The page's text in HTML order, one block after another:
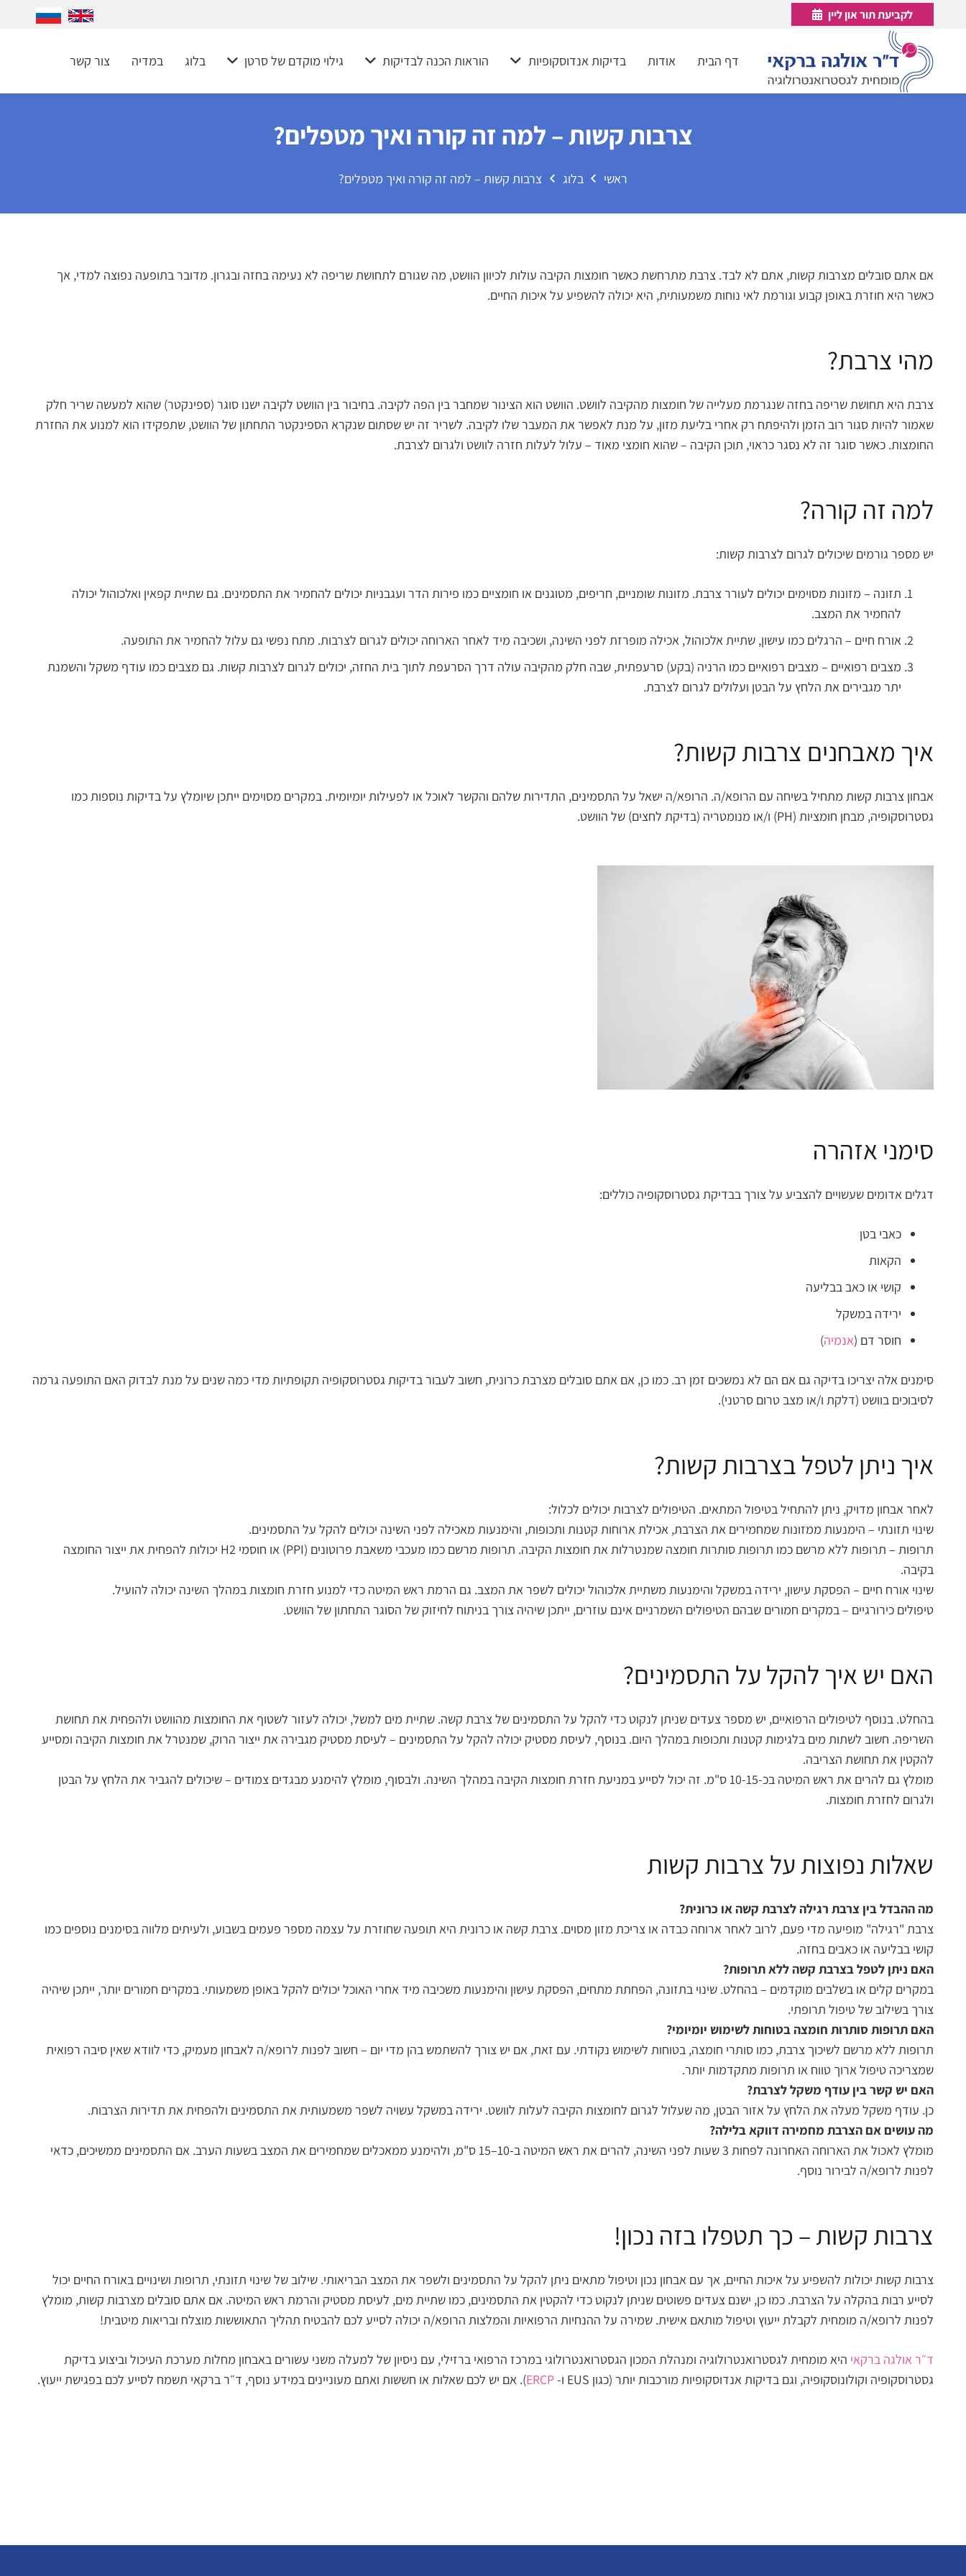
לקביעת תור און ליין
דף הבית אודות בדיקות אנדוסקופיות הוראות הכנה לבדיקות גילוי מוקדם של סרטן בלוג במדיה צור קשר
צרבות קשות – למה זה קורה ואיך מטפלים?
ראשי בלוג צרבות קשות – למה זה קורה ואיך מטפלים?
אם אתם סובלים מצרבות קשות, אתם לא לבד. צרבת מתרחשת כאשר חומצות הקיבה עולות לכיוון הוושט, מה שגורם לתחושת שריפה לא נעימה בחזה ובגרון. מדובר בתופעה נפוצה למדי, אך
כאשר היא חוזרת באופן קבוע וגורמת לאי נוחות משמעותית, היא יכולה להשפיע על איכות החיים.
מהי צרבת?
צרבת היא תחושת שריפה בחזה שנגרמת מעלייה של חומצות מהקיבה לוושט. הוושט הוא הצינור שמחבר בין הפה לקיבה. בחיבור בין הוושט לקיבה ישנו סוגר (ספינקטר) שהוא למעשה שריר חלק
שאמור להיות סגור רוב הזמן ולהיפתח רק אחרי בליעת מזון, על מנת לאפשר את המעבר שלו לקיבה. לשריר זה יש שסתום שנקרא הספינקטר התחתון של הוושט, שתפקידו הוא למנוע את החזרת
החומצות. כאשר סוגר זה לא נסגר כראוי, תוכן הקיבה – שהוא חומצי מאוד – עלול לעלות חזרה לוושט ולגרום לצרבת.
למה זה קורה?
יש מספר גורמים שיכולים לגרום לצרבות קשות:
תזונה – מזונות מסוימים יכולים לעורר צרבת. מזונות שומניים, חריפים, מטוגנים או חומציים כמו פירות הדר ועגבניות יכולים להחמיר את התסמינים. גם שתיית קפאין ואלכוהול יכולה
להחמיר את המצב.
אורח חיים – הרגלים כמו עישון, שתיית אלכוהול, אכילה מופרזת לפני השינה, ושכיבה מיד לאחר הארוחה יכולים לגרום לצרבות. מתח נפשי גם עלול להחמיר את התופעה.
מצבים רפואיים – מצבים רפואיים כמו הרניה (בקע) סרעפתית, שבה חלק מהקיבה עולה דרך הסרעפת לתוך בית החזה, יכולים לגרום לצרבות קשות. גם מצבים כמו עודף משקל והשמנת
יתר מגבירים את הלחץ על הבטן ועלולים לגרום לצרבת.
איך מאבחנים צרבות קשות?
אבחון צרבות קשות מתחיל בשיחה עם הרופא/ה. הרופא/ה ישאל על התסמינים, התדירות שלהם והקשר לאוכל או לפעילות יומיומית. במקרים מסוימים ייתכן שיומלץ על בדיקות נוספות כמו
גסטרוסקופיה, מבחן חומציות (PH) ו/או מנומטריה (בדיקת לחצים) של הוושט.
סימני אזהרה
דגלים אדומים שעשויים להצביע על צורך בבדיקת גסטרוסקופיה כוללים:
כאבי בטן
הקאות
קושי או כאב בבליעה
ירידה במשקל
חוסר דם (אנמיה)
סימנים אלה יצריכו בדיקה גם אם הם לא נמשכים זמן רב. כמו כן, אם אתם סובלים מצרבת כרונית, חשוב לעבור בדיקות גסטרוסקופיה תקופתיות מדי כמה שנים על מנת לבדוק האם התופעה גרמה
לסיבוכים בוושט (דלקת ו/או מצב טרום סרטני).
איך ניתן לטפל בצרבות קשות?
לאחר אבחון מדויק, ניתן להתחיל בטיפול המתאים. הטיפולים לצרבות יכולים לכלול:
שינוי תזונתי – הימנעות ממזונות שמחמירים את הצרבת, אכילת ארוחות קטנות ותכופות, והימנעות מאכילה לפני השינה יכולים להקל על התסמינים.
תרופות – תרופות ללא מרשם כמו תרופות סותרות חומצה שמנטרלות את חומצות הקיבה. תרופות מרשם כמו מעכבי משאבת פרוטונים (PPI) או חוסמי H2 יכולות להפחית את ייצור החומצה
בקיבה.
שינוי אורח חיים – הפסקת עישון, ירידה במשקל והימנעות משתיית אלכוהול יכולים לשפר את המצב. גם הרמת ראש המיטה כדי למנוע חזרת חומצות במהלך השינה יכולה להועיל.
טיפולים כירורגיים – במקרים חמורים שבהם הטיפולים השמרניים אינם עוזרים, ייתכן שיהיה צורך בניתוח לחיזוק של הסוגר התחתון של הוושט.
האם יש איך להקל על התסמינים?
בהחלט. בנוסף לטיפולים הרפואיים, יש מספר צעדים שניתן לנקוט כדי להקל על התסמינים של צרבת קשה. שתיית מים למשל, יכולה לעזור לשטוף את החומצות מהוושט ולהפחית את תחושת
השריפה. חשוב לשתות מים בלגימות קטנות ותכופות במהלך היום. בנוסף, לעיסת מסטיק יכולה להקל על התסמינים – לעיסת מסטיק מגבירה את ייצור הרוק, שמנטרל את חומצות הקיבה ומסייע
להקטין את תחושת הצריבה.
מומלץ גם להרים את ראש המיטה בכ-10-15 ס"מ. זה יכול לסייע במניעת חזרת חומצות הקיבה במהלך השינה. ולבסוף, מומלץ להימנע מבגדים צמודים – שיכולים להגביר את הלחץ על הבטן
ולגרום לחזרת חומצות.
שאלות נפוצות על צרבות קשות
מה ההבדל בין צרבת רגילה לצרבת קשה או כרונית?
צרבת "רגילה" מופיעה מדי פעם, לרוב לאחר ארוחה כבדה או צריכת מזון מסוים. צרבת קשה או כרונית היא תופעה שחוזרת על עצמה מספר פעמים בשבוע, ולעיתים מלווה בסימנים נוספים כמו
קושי בבליעה או כאבים בחזה.
האם ניתן לטפל בצרבת קשה ללא תרופות?
במקרים קלים או בשלבים מוקדמים – בהחלט. שינוי בתזונה, הפחתת מתחים, הפסקת עישון והימנעות משכיבה מיד אחרי האוכל יכולים להקל באופן משמעותי. במקרים חמורים יותר, ייתכן שיהיה
צורך בשילוב של טיפול תרופתי.
האם תרופות סותרות חומצה בטוחות לשימוש יומיומי?
תרופות ללא מרשם לשיכוך צרבת, כמו סותרי חומצה, בטוחות לשימוש נקודתי. עם זאת, אם יש צורך להשתמש בהן מדי יום – חשוב לפנות לרופא/ה לאבחון מעמיק, כדי לוודא שאין סיבה רפואית
שמצריכה טיפול ארוך טווח או תרופות מתקדמות יותר.
האם יש קשר בין עודף משקל לצרבת?
כן. עודף משקל מעלה את הלחץ על אזור הבטן, מה שעלול לגרום לחומצות הקיבה לעלות לוושט. ירידה במשקל עשויה לשפר משמעותית את התסמינים ולהפחית את תדירות הצרבות.
מה עושים אם הצרבת מחמירה דווקא בלילה?
מומלץ לאכול את הארוחה האחרונה לפחות 3 שעות לפני השינה, להרים את ראש המיטה ב-10–15 ס"מ, ולהימנע ממאכלים שמחמירים את המצב בשעות הערב. אם התסמינים ממשיכים, כדאי
לפנות לרופא/ה לבירור נוסף.
צרבות קשות – כך תטפלו בזה נכון!
צרבות קשות יכולות להשפיע על איכות החיים, אך עם אבחון נכון וטיפול מתאים ניתן להקל על התסמינים ולשפר את המצב הבריאותי. שילוב של שינוי תזונתי, תרופות ושינויים באורח החיים יכול
לסייע רבות בהקלה על הצרבת. כמו כן, ישנם צעדים פשוטים שניתן לנקוט כדי להקטין את התסמינים, כמו שתיית מים, לעיסת מסטיק והרמת ראש המיטה. אם אתם סובלים מצרבות קשות, מומלץ
לפנות לרופא/ה מומחית לקבלת ייעוץ וטיפול מותאם אישית. שמירה על ההנחיות הרפואיות והמלצות הרופא/ה יכולה לסייע לכם להבטיח תהליך התאוששות מוצלח ובריאות מיטבית!
ד״ר אולגה ברקאי היא מומחית לגסטרואנטרולוגיה ומנהלת המכון הגסטרואנטרולוגי במרכז הרפואי ברזילי, עם ניסיון של למעלה משני עשורים באבחון מחלות מערכת העיכול וביצוע בדיקת
גסטרוסקופיה וקולונוסקופיה, וגם בדיקות אנדוסקופיות מורכבות יותר (כגון EUS ו-
ERCP). אם יש לכם שאלות או חששות ואתם מעוניינים במידע נוסף, ד״ר ברקאי תשמח לסייע לכם בפגישת ייעוץ.